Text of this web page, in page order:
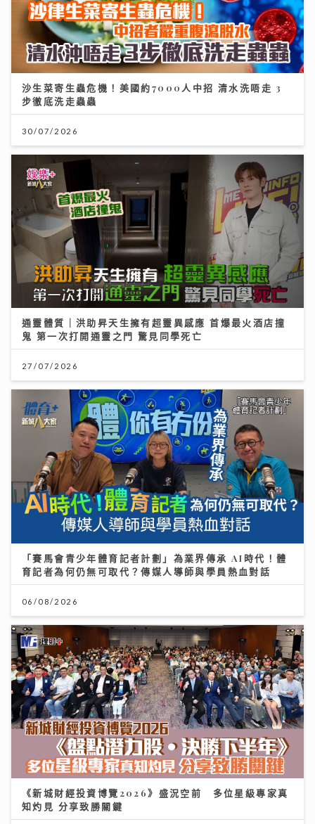
沙生菜寄生蟲危機！美國約7000人中招 清水洗唔走 3
步徹底洗走蟲蟲
30/07/2026
通靈體質｜洪助昇天生擁有超靈異感應 首爆最火酒店撞
鬼 第一次打開通靈之門 驚見同學死亡
27/07/2026
「賽馬會青少年體育記者計劃」為業界傳承 AI時代！體
育記者為何仍無可取代？傳媒人導師與學員熱血對話
06/08/2026
《新城財經投資博覽2026》盛況空前 多位星級專家真
知灼見 分享致勝關鍵